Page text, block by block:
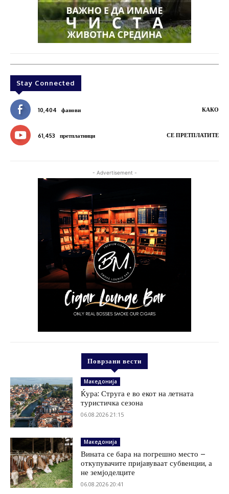
Stay Connected
10,404 фанови КАКО
61,453 претплатници СЕ ПРЕТПЛАТИТЕ
- Advertisement -
Поврзани вести
Македонија
Ќура: Струга е во екот на летната
туристичка сезона
06.08.2026 21:15
Македонија
Вината се бара на погрешно место –
откупувачите пријавуваат субвенции, а
не земјоделците
06.08.2026 20:41